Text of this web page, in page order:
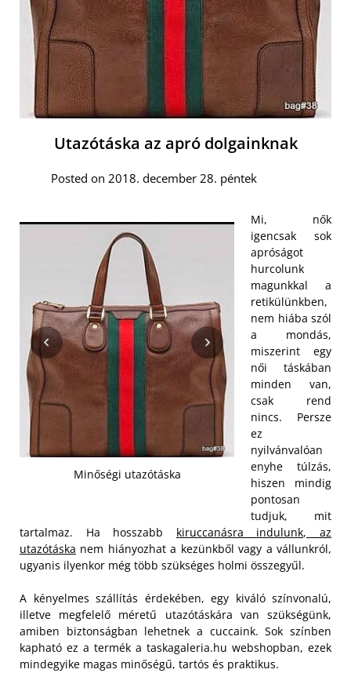
Utazótáska az apró dolgainknak
Posted on 2018. december 28. péntek
Minőségi utazótáska
Mi, nők
igencsak sok
apróságot
hurcolunk
magunkkal a
retikülünkben,
nem hiába szól
a mondás,
miszerint egy
női táskában
minden van,
csak rend
nincs. Persze
ez
nyilvánvalóan
enyhe túlzás,
hiszen mindig
pontosan
tudjuk, mit
tartalmaz. Ha hosszabb kiruccanásra indulunk, az
utazótáska nem hiányozhat a kezünkből vagy a vállunkról,
ugyanis ilyenkor még több szükséges holmi összegyűl.
A kényelmes szállítás érdekében, egy kiváló színvonalú,
illetve megfelelő méretű utazótáskára van szükségünk,
amiben biztonságban lehetnek a cuccaink. Sok színben
kapható ez a termék a taskagaleria.hu webshopban, ezek
mindegyike magas minőségű, tartós és praktikus.